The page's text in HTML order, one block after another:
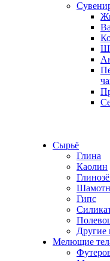
Сырьё
Глина
Каолин
Гипс
Другие
Мелющие